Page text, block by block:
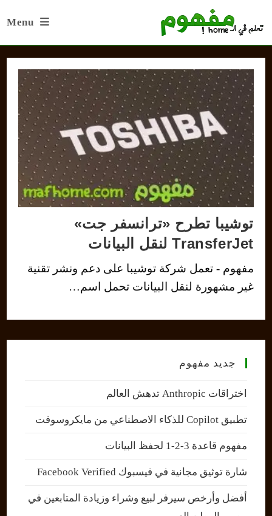
Menu
توشيبا تطرح «ترانسفر جت»
TransferJet لنقل البيانات
مفهوم - تعمل شركة توشيبا على دعم ونشر تقنية
غير مشهورة لنقل البيانات تحمل اسم…
جديد مفهوم
اختراقات Anthropic تدهش العالم
تطبيق Copilot للذكاء الاصطناعي من مايكروسوفت
مفهوم قاعدة 3-2-1 لحفظ البيانات
شارة توثيق مجانية في فيسبوك Facebook Verified
أفضل وأرخص سيرفر لبيع وشراء وزيادة المتابعين في